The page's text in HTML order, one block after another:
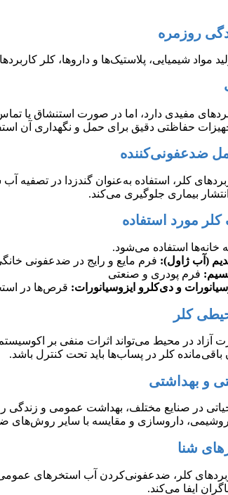
روزمره
مواد شیمیایی، پلاستیک‌ها و داروها، کلر
مفیدی دارد، اما در صورت استنشاق
حفاظتی دقیق برای حمل و نگهداری آن
ضدعفونی‌کننده
کلر، استفاده به‌عنوان گندزدا در
بیماری جلوگیری می‌کند.
مورد استفاده
خانه‌ها استفاده می‌شود.
(آب ژاول): فرم مایع و رایج در ضدعفونی
فرم پودری و صنعتی
و دی‌کلرو ایزوسیانورات: قرص‌ها در
کلر
در محیط می‌تواند اثرات منفی بر
باقی‌مانده کلر در پساب‌ها باید تحت کنترل باشد.
و بهداشتی
در صنایع مختلف، بهداشت عمومی و
داروسازی و مقایسه با سایر روش‌های
کلر، ضدعفونی‌کردن آب استخرهای
ایفا می‌کند.